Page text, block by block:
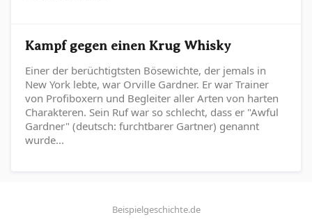
Kampf gegen einen Krug Whisky
Einer der berüchtigtsten Bösewichte, der jemals in
New York lebte, war Orville Gardner. Er war Trainer
von Profiboxern und Begleiter aller Arten von harten
Charakteren. Sein Ruf war so schlecht, dass er "Awful
Gardner" (deutsch: furchtbarer Gartner) genannt
wurde...
Beispielgeschichte.de